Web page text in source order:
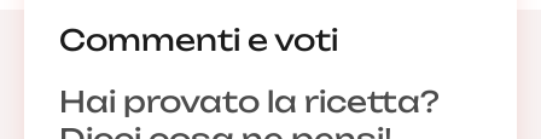
Commenti e voti
Hai provato la ricetta?